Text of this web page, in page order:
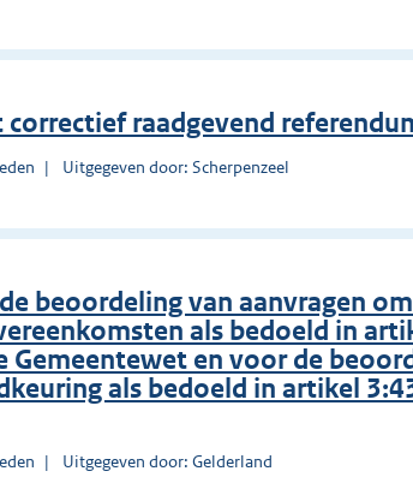
raadgevend
Uitgegeven door: Scherpenzeel
beoordeling van aanvragen
als bedoeld in
Gemeentewet en voor de
als bedoeld in artikel
Uitgegeven door: Gelderland